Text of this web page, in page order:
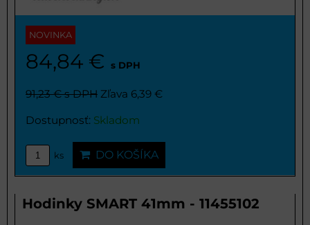
NOVINKA
84,84 € s DPH
91,23 €s DPH Zľava 6,39 €
Dostupnosť: Skladom
ks DO KOŠÍKA
Hodinky SMART 41mm - 11455102